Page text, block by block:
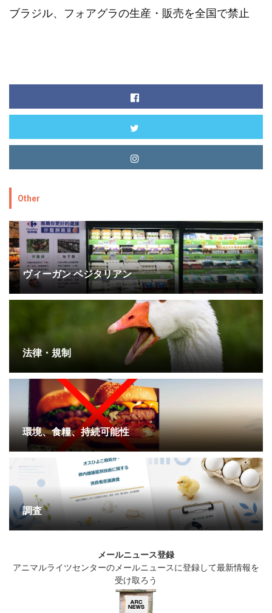
ブラジル、フォアグラの生産・販売を全国で禁止
Other
ヴィーガン ベジタリアン
法律・規制
環境、食糧、持続可能性
調査
メールニュース登録
アニマルライツセンターのメールニュースに登録して最新情報を
受け取ろう